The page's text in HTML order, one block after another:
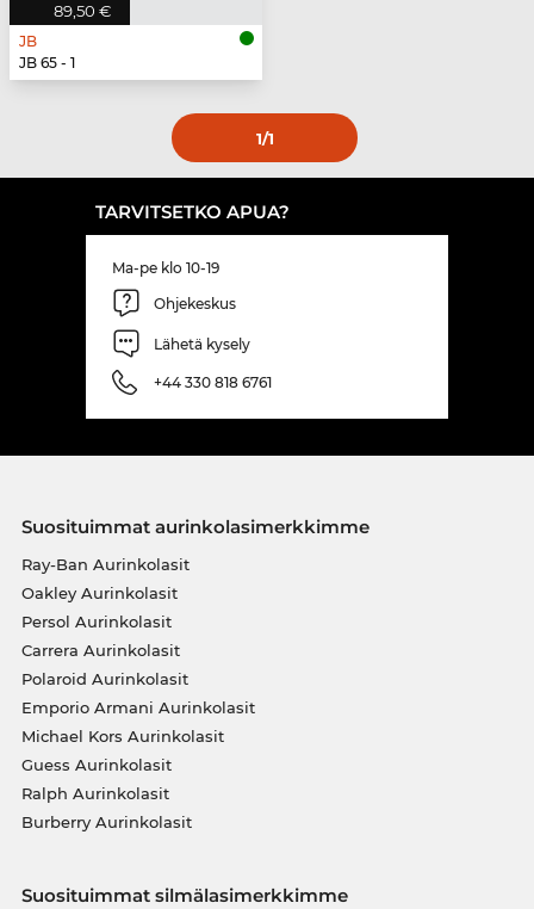
89,50 €
JB
JB 65 - 1
1/1
TARVITSETKO APUA?
Ma-pe klo 10-19
Ohjekeskus
Lähetä kysely
+44 330 818 6761
Suosituimmat aurinkolasimerkkimme
Ray-Ban Aurinkolasit
Oakley Aurinkolasit
Persol Aurinkolasit
Carrera Aurinkolasit
Polaroid Aurinkolasit
Emporio Armani Aurinkolasit
Michael Kors Aurinkolasit
Guess Aurinkolasit
Ralph Aurinkolasit
Burberry Aurinkolasit
Suosituimmat silmälasimerkkimme